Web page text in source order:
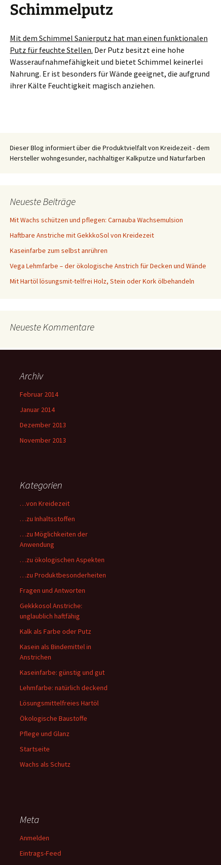
Schimmelputz
Mit dem Schimmel Sanierputz hat man einen funktionalen
Putz für feuchte Stellen. Der Putz besitzt eine hohe
Wasseraufnahmefähigkeit und bietet Schimmel keinerlei
Nahrung. Er ist besonders für Wände geeignet, die aufgrund
ihrer Kälte Feuchtigkeit magisch anziehen.
Dieser Blog informiert über die Produktvielfalt von Kreidezeit - dem
Hersteller wohngesunder, nachhaltiger Kalkputze und Naturfarben
Neueste Beiträge
Mit Wachs schützen und pflegen: Carnauba Wachsemulsion
Haftbare Anstriche mit GekkkoSol von Kreidezeit
Kaseinfarbe zum selbst anrühren
Vega Lehmfarbe – der ökologische Anstrich für Decken und Wände
Mit Hartöl lösungsmit-telfrei Holz, Stein oder Kork ölbehandeln
Neueste Kommentare
Archiv
Februar 2014
Januar 2014
Dezember 2013
November 2013
Kategorien
…von Kreidezeit
…zu Inhaltsstoffen
…zu Möglichkeiten der
Anwendung
…zu ökologischen Aspekten
…zu Produktbesonderheiten
Fragen und Antworten
Gekkkosol Anstriche:
unglaublich haftfähig
Kalk als Farbe oder Putz
Kasein als Bindemittel in
Anstrichen
Kaseinfarbe: günstig und gut
Lehmfarbe: natürlich deckend
Lösungsmittelfreies Hartöl
Ökologische Baustoffe
Pflege und Glanz
Startseite
Wachs als Schutz
Meta
Anmelden
Eintrags-Feed